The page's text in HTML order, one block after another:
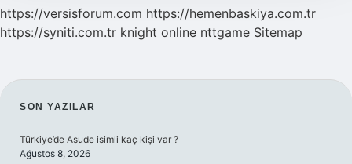
https://versisforum.com https://hemenbaskiya.com.tr
https://syniti.com.tr knight online nttgame Sitemap
SIDEBAR
SON YAZILAR
Türkiye’de Asude isimli kaç kişi var ?
Ağustos 8, 2026